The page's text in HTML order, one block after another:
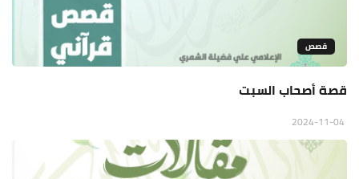
قصص
قصة أصحاب السبت